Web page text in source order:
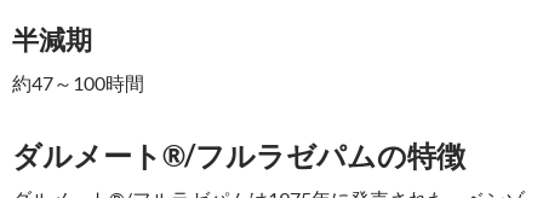
半減期
約47～100時間
ダルメート®/フルラゼパムの特徴